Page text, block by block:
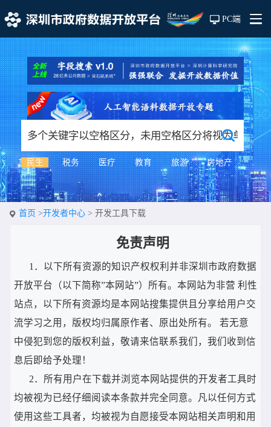
PC端
民生 税务 医疗 教育 旅游 房地产
首页 >开发者中心 > 开发工具下载
免责声明
1．以下所有资源的知识产权权利并非深圳市政府数据
开放平台（以下简称”本网站”）所有。本网站为非营 利性
站点，以下所有资源均是本网站搜集提供且分享给用户交
流学习之用，版权均归属原作者、原出处所有。 若无意
中侵犯到您的版权利益，敬请来信联系我们，我们收到信
息后即给予处理！
2．所有用户在下载并浏览本网站提供的开发者工具时
均被视为已经仔细阅读本条款并完全同意。凡以任何方式
使用这些工具者，均被视为自愿接受本网站相关声明和用